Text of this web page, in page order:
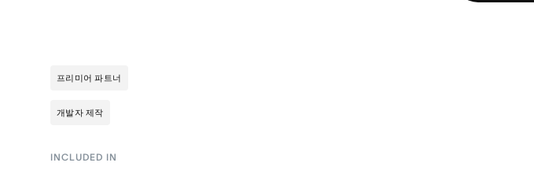
프리미어 파트너
개발자 제작
INCLUDED IN